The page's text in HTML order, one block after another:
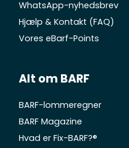
WhatsApp-nyhedsbrev
Hjælp & Kontakt (FAQ)
Vores eBarf-Points
Alt om BARF
BARF-lommeregner
BARF Magazine
Hvad er Fix-BARF?®